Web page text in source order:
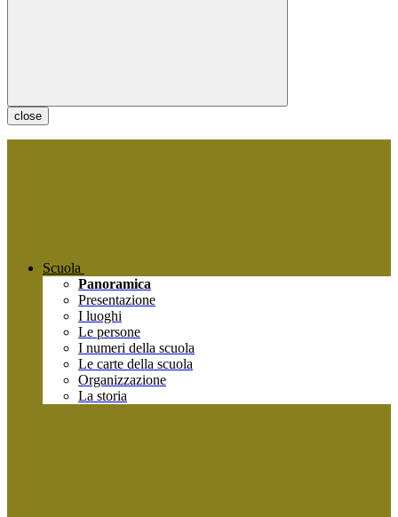
close
Scuola
Panoramica
Presentazione
I luoghi
Le persone
I numeri della scuola
Le carte della scuola
Organizzazione
La storia